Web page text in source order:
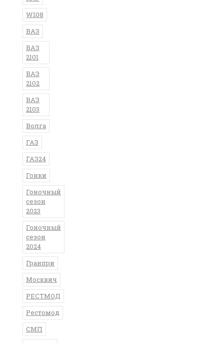
W108
ВАЗ
ВАЗ
2101
ВАЗ
2102
ВАЗ
2103
Волга
ГАЗ
ГАЗ24
Гонки
Гоночный
сезон
2023
Гоночный
сезон
2024
Гранпри
Москвич
РЕСТМОД
Рестомод
СМП